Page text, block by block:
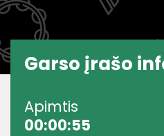
Garso įrašo
Apimtis
00:00:55